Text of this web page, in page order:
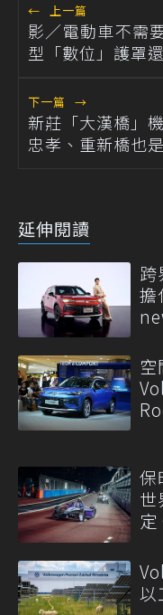
← 上一篇
影／電動車不需
型「數位」護罩
下一篇 →
新莊「大漢橋」
忠孝、重新橋也是
延伸閱讀
擔
保
世
定
以